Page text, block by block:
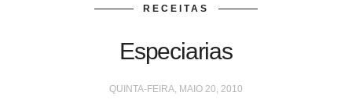
RECEITAS
Especiarias
QUINTA-FEIRA, MAIO 20, 2010